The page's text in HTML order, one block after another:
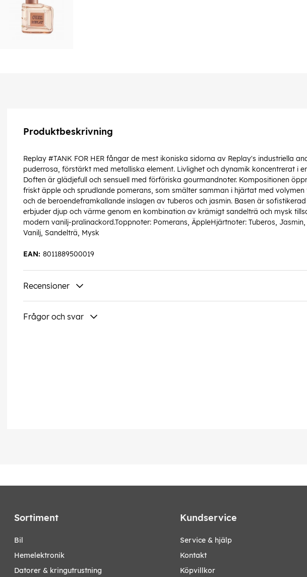
Produktbeskrivning
Replay #TANK FOR HER fångar de mest ikoniska sidorna av Replay's industriella
puderrosa, förstärkt med metalliska element. Livlighet och dynamik koncentrerat i
Doften är glädjefull och sensuell med förföriska gourmandnoter. Kompositionen
friskt äpple och sprudlande pomerans, som smälter samman i hjärtat med
och de beroendeframkallande inslagen av tuberos och jasmin. Basen är
erbjuder djup och värme genom en kombination av krämigt sandelträ och mysk
modern vanilj-pralinackord.Toppnoter: Pomerans, ÄppleHjärtnoter: Tuberos, Jasmin,
Vanilj, Sandelträ, Mysk
8011889500019
EAN:
Recensioner
Frågor och svar
Sortiment
bil
hemelektronik
datorer & kringutrustning
Kundservice
Service & hjälp
Kontakt
Köpvillkor